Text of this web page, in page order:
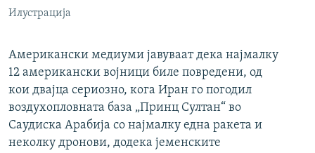
Илустрација
Американски медиуми јавуваат дека најмалку
12 американски војници биле повредени, од
кои двајца сериозно, кога Иран го погодил
воздухопловната база „Принц Султан“ во
Саудиска Арабија со најмалку една ракета и
неколку дронови, додека јеменските